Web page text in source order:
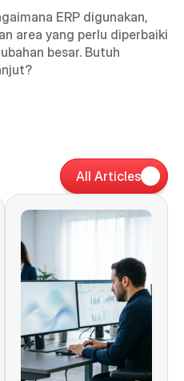
ERP digunakan,
area yang perlu diperbaiki
All Articles